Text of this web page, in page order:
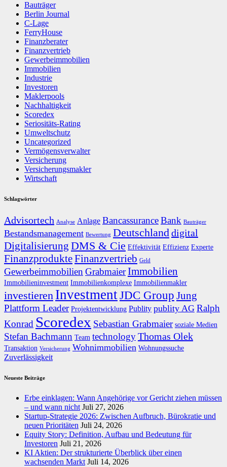
Bauträger
Berlin Journal
C-Lage
FerryHouse
Finanzberater
Finanzvertrieb
Gewerbeimmobilien
Immobilien
Industrie
Investoren
Maklerpools
Nachhaltigkeit
Scoredex
Seriositäts-Rating
Umweltschutz
Uncategorized
Vermögensverwalter
Versicherung
Versicherungsmakler
Wirtschaft
Schlagwörter
Advisortech Analyse Anlage BancassuranceBank Bauträger
Bestandsmanagement Bewertung Deutschlanddigital
Digitalisierung DMS & Cie Effektivität Effizienz Experte
FinanzprodukteFinanzvertrieb Geld
Gewerbeimmobilien GrabmaierImmobilien
Immobilieninvestment Immobilienkomplexe Immobilienmakler
investieren InvestmentJDC Group Jung
Plattform Leader Projektentwicklung Publity publity AG Ralph
Konrad Scoredex Sebastian Grabmaier soziale Medien
Stefan Bachmann Team technologyThomas Olek
Transaktion Versicherung Wohnimmobilien Wohnungssuche
Zuverlässigkeit
Neueste Beiträge
Erbe einklagen: Wann Angehörige vor Gericht ziehen müssen
– und wann nicht Juli 27, 2026
Startup-Strategie 2026: Zwischen Aufbruch, Bürokratie und
neuen Prioritäten Juli 24, 2026
Equity Story: Definition, Aufbau und Bedeutung für
Investoren Juli 21, 2026
KI Aktien: Der strukturierte Überblick über einen
wachsenden Markt Juli 14, 2026